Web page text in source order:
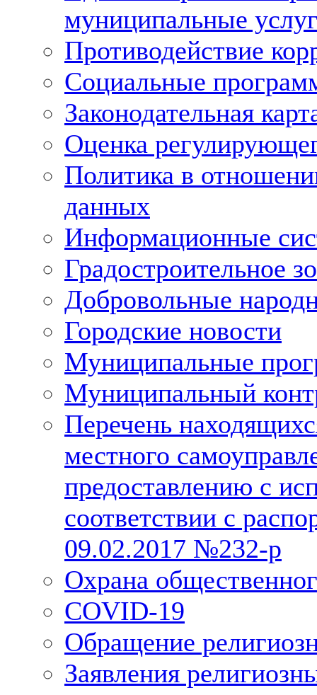
муниципальные
Противодействие
Социальные
Законодательная
Оценка
Политика в
данных
Информационные
Градостроительное
Добровольные
Городские новости
Муниципальные
Муниципальный
Перечень
местного
предоставлению с
соответствии с
09.02.2017 №232-р
Охрана
COVID-19
Обращение
Заявления